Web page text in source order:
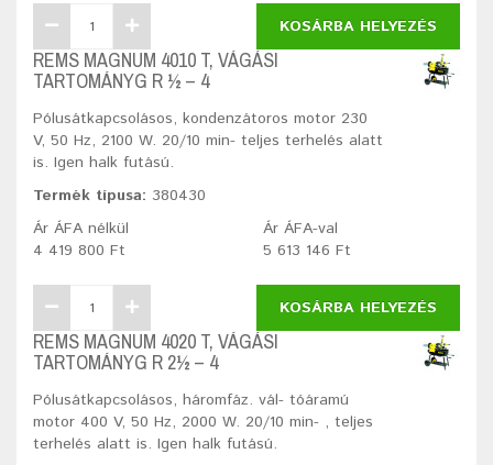
KOSÁRBA HELYEZÉS
REMS MAGNUM 4010 T, VÁGÁSI
TARTOMÁNYG R ½ – 4
Pólusátkapcsolásos, kondenzátoros motor 230
V, 50 Hz, 2100 W. 20/10 min- teljes terhelés alatt
is. Igen halk futású.
Termék típusa: 380430
Ár ÁFA nélkül
4 419 800 Ft
Ár ÁFA-val
5 613 146 Ft
KOSÁRBA HELYEZÉS
REMS MAGNUM 4020 T, VÁGÁSI
TARTOMÁNYG R 2½ – 4
Pólusátkapcsolásos, háromfáz. vál- tóáramú
motor 400 V, 50 Hz, 2000 W. 20/10 min- , teljes
terhelés alatt is. Igen halk futású.